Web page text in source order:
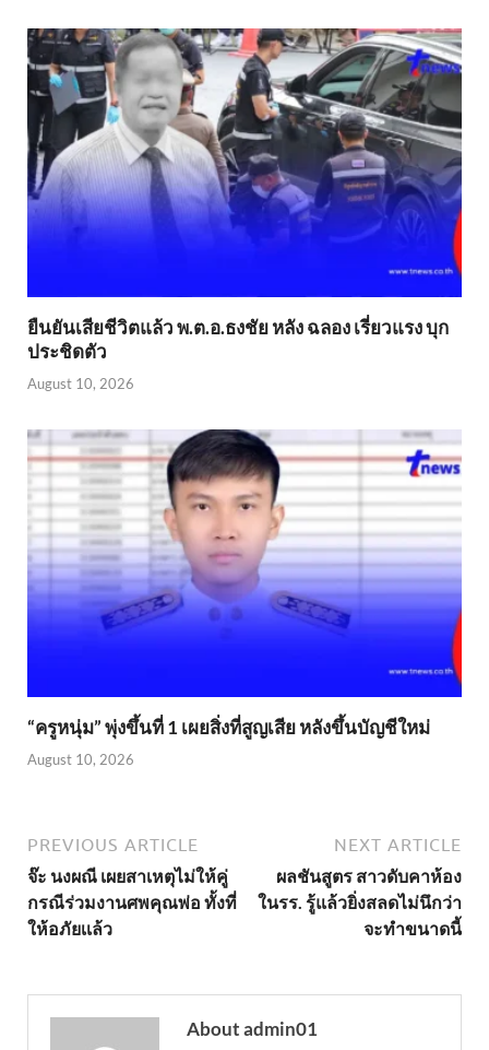
ยืนยันเสียชีวิตแล้ว พ.ต.อ.ธงชัย หลัง ฉลอง เรี่ยวแรง บุก
ประชิดตัว
August 10, 2026
“ครูหนุ่ม” พุ่งขึ้นที่ 1 เผยสิ่งที่สูญเสีย หลังขึ้นบัญชีใหม่
August 10, 2026
PREVIOUS ARTICLE
จ๊ะ นงผณี เผยสาเหตุไม่ให้คู่
กรณีร่วมงานศพคุณพ่อ ทั้งที่
ให้อภัยเเล้ว
NEXT ARTICLE
ผลชันสูตร สาวดับคาห้อง
ในรร. รู้แล้วยิ่งสลดไม่นึกว่า
จะทำขนาดนี้
About admin01